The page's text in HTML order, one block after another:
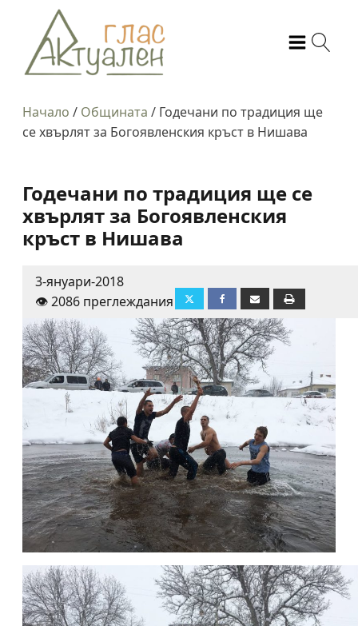
Начало / Общината / Годечани по традиция ще
се хвърлят за Богоявленския кръст в Нишава
Годечани по традиция ще се
хвърлят за Богоявленския
кръст в Нишава
3-януари-2018
👁️ 2086 преглеждания